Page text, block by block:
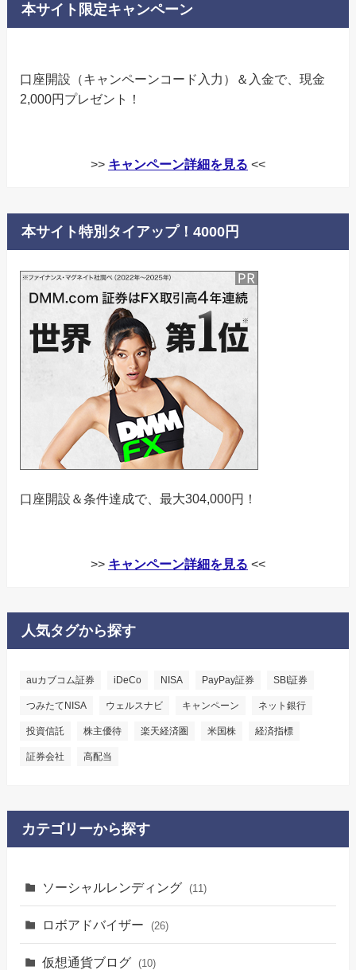
本サイト限定キャンペーン
口座開設（キャンペーンコード入力）＆入金で、現金
2,000円プレゼント！
>> キャンペーン詳細を見る <<
本サイト特別タイアップ！4000円
口座開設＆条件達成で、最大304,000円！
>> キャンペーン詳細を見る <<
人気タグから探す
auカブコム証券 iDeCo NISA PayPay証券 SBI証券
つみたてNISA ウェルスナビ キャンペーン ネット銀行
投資信託 株主優待 楽天経済圏 米国株 経済指標
証券会社 高配当
カテゴリーから探す
ソーシャルレンディング (11)
ロボアドバイザー (26)
仮想通貨ブログ (10)